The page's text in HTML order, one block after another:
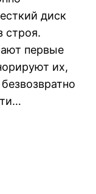
диск
строя.
первые
их,